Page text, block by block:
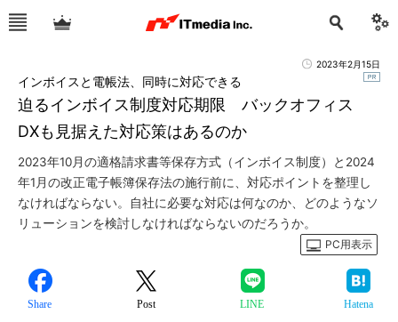
2023年2月15日
迫るインボイス制度対応期限 バックオフィス
DXも見据えた対応策はあるのか
インボイスと電帳法、同時に対応できる
2023年10月の適格請求書等保存方式（インボイス制度）と2024
年1月の改正電子帳簿保存法の施行前に、対応ポイントを整理し
なければならない。自社に必要な対応は何なのか、どのようなソ
リューションを検討しなければならないのだろうか。
PC用表示
Share Post LINE Hatena